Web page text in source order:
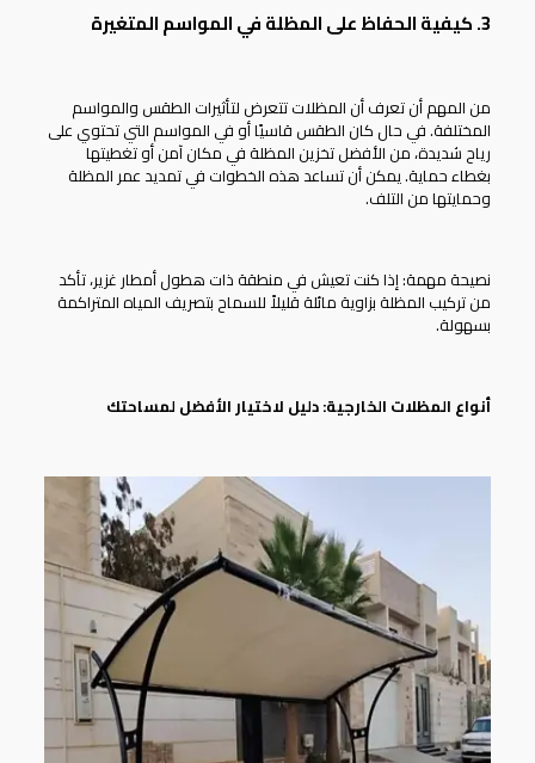
3. كيفية الحفاظ على المظلة في المواسم المتغيرة
من المهم أن تعرف أن المظلات تتعرض لتأثيرات الطقس والمواسم
المختلفة. في حال كان الطقس قاسيًا أو في المواسم التي تحتوي على
رياح شديدة، من الأفضل تخزين المظلة في مكان آمن أو تغطيتها
بغطاء حماية. يمكن أن تساعد هذه الخطوات في تمديد عمر المظلة
وحمايتها من التلف.
نصيحة مهمة: إذا كنت تعيش في منطقة ذات هطول أمطار غزير، تأكد
من تركيب المظلة بزاوية مائلة قليلاً للسماح بتصريف المياه المتراكمة
بسهولة.
أنواع المظلات الخارجية: دليل لاختيار الأفضل لمساحتك